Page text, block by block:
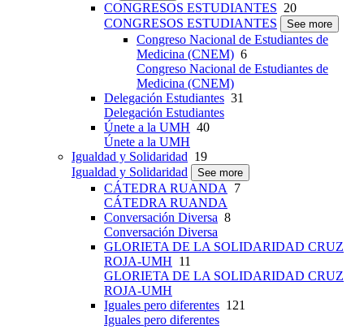
CONGRESOS ESTUDIANTES 20
CONGRESOS ESTUDIANTES
See more
Congreso Nacional de Estudiantes de
Medicina (CNEM) 6
Congreso Nacional de Estudiantes de
Medicina (CNEM)
Delegación Estudiantes 31
Delegación Estudiantes
Únete a la UMH 40
Únete a la UMH
Igualdad y Solidaridad 19
Igualdad y Solidaridad
See more
CÁTEDRA RUANDA
7
CÁTEDRA RUANDA
Conversación Diversa 8
Conversación Diversa
GLORIETA DE LA SOLIDARIDAD CRUZ
ROJA-UMH 11
GLORIETA DE LA SOLIDARIDAD CRUZ
ROJA-UMH
Iguales pero diferentes 121
Iguales pero diferentes